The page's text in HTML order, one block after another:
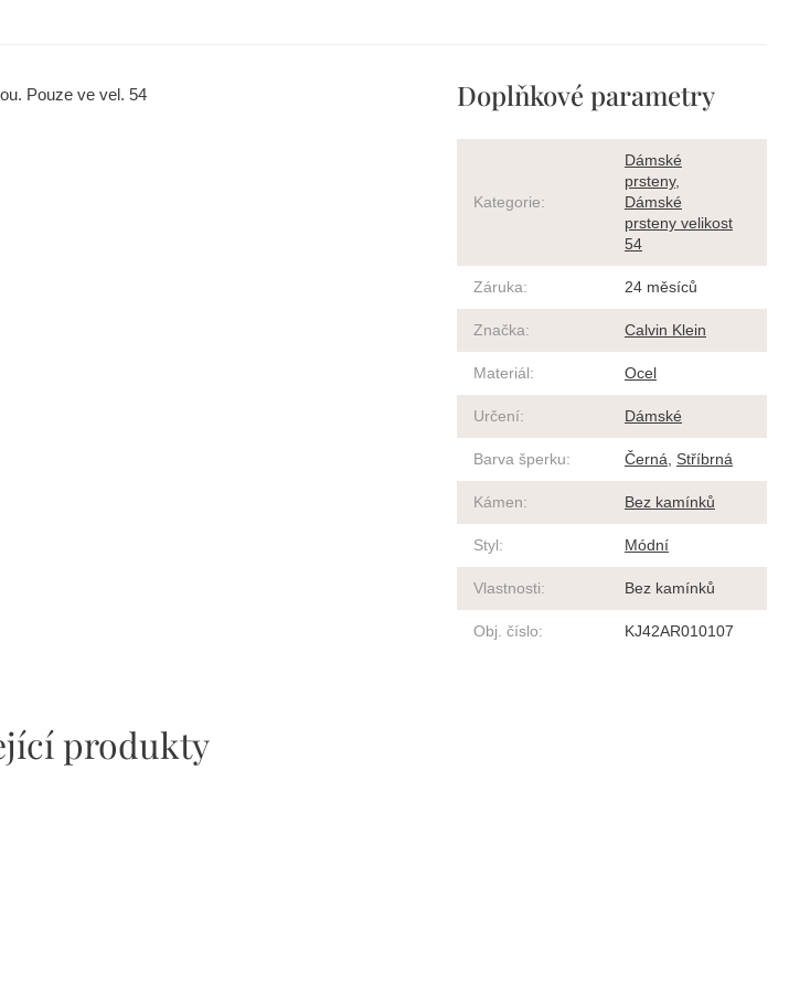
produkty
Pouze ve vel. 54 Doplňkové parametry
Kategorie:
Dámské
prsteny,
Dámské
prsteny velikost
54
Záruka: 24 měsíců
Značka: Calvin Klein
Materiál: Ocel
Určení: Dámské
Barva šperku: Černá, Stříbrná
Kámen: Bez kamínků
Styl: Módní
Vlastnosti: Bez kamínků
Obj. číslo: KJ42AR010107